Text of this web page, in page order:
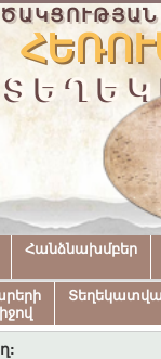
Հանձնախմբեր